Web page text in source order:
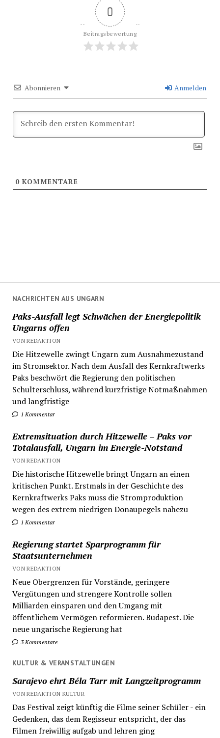
NACHRICHTEN AUS UNGARN
Paks-Ausfall legt Schwächen der Energiepolitik
Ungarns offen
VON REDAKTION
Die Hitzewelle zwingt Ungarn zum Ausnahmezustand
im Stromsektor. Nach dem Ausfall des Kernkraftwerks
Paks beschwört die Regierung den politischen
Schulterschluss, während kurzfristige Notmaßnahmen
und langfristige
1 Kommentar
Extremsituation durch Hitzewelle – Paks vor
Totalausfall, Ungarn im Energie-Notstand
VON REDAKTION
Die historische Hitzewelle bringt Ungarn an einen
kritischen Punkt. Erstmals in der Geschichte des
Kernkraftwerks Paks muss die Stromproduktion
wegen des extrem niedrigen Donaupegels nahezu
1 Kommentar
Regierung startet Sparprogramm für
Staatsunternehmen
VON REDAKTION
Neue Obergrenzen für Vorstände, geringere
Vergütungen und strengere Kontrolle sollen
Milliarden einsparen und den Umgang mit
öffentlichem Vermögen reformieren. Budapest. Die
neue ungarische Regierung hat
3 Kommentare
KULTUR & VERANSTALTUNGEN
Sarajevo ehrt Béla Tarr mit Langzeitprogramm
VON REDAKTION KULTUR
Das Festival zeigt künftig die Filme seiner Schüler - ein
Gedenken, das dem Regisseur entspricht, der das
Filmen freiwillig aufgab und lehren ging
0
Beitragsbewertung
Abonnieren Anmelden
0KOMMENTARE